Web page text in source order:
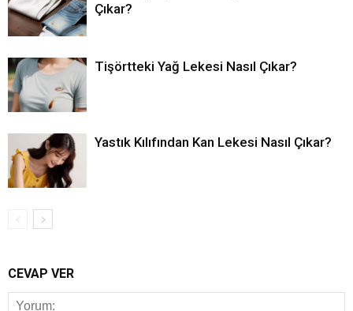
Çıkar?
Tişörtteki Yağ Lekesi Nasıl Çıkar?
Yastık Kılıfından Kan Lekesi Nasıl Çıkar?
CEVAP VER